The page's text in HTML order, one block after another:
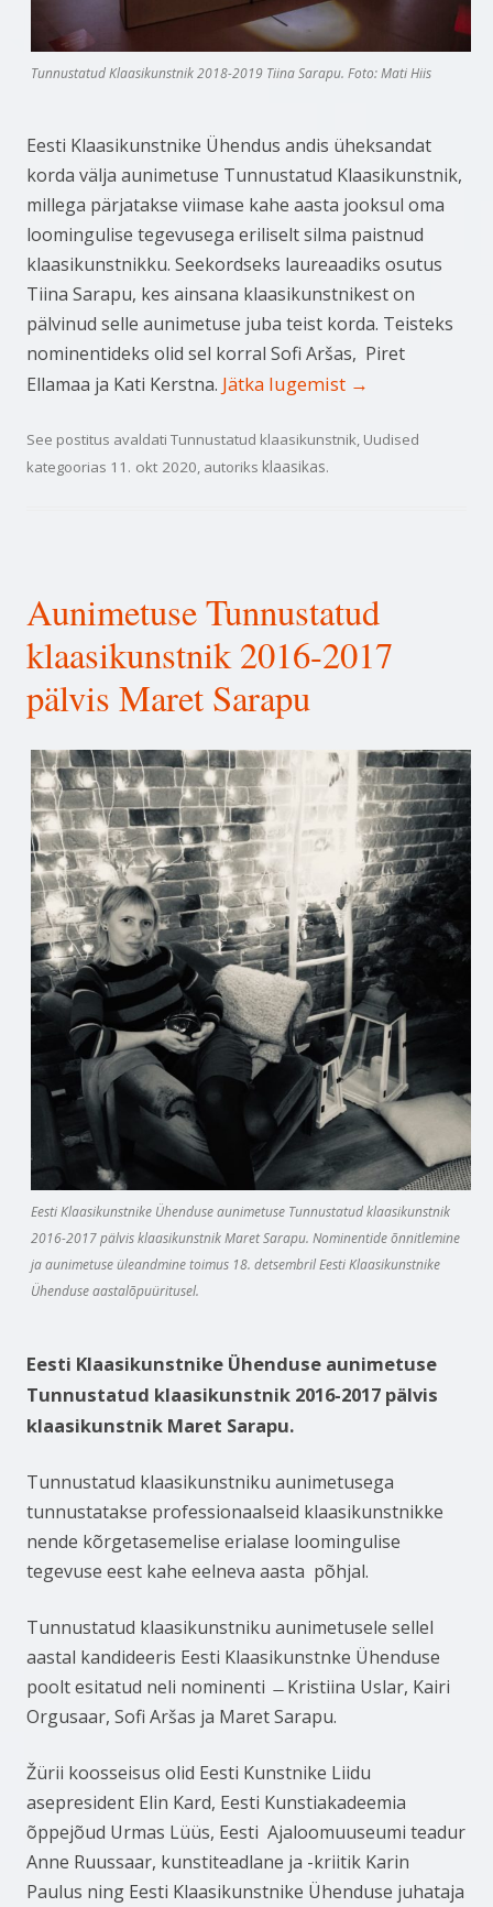
Tunnustatud Klaasikunstnik 2018-2019 Tiina Sarapu. Foto: Mati Hiis
Eesti Klaasikunstnike Ühendus andis üheksandat
korda välja aunimetuse Tunnustatud Klaasikunstnik,
millega pärjatakse viimase kahe aasta jooksul oma
loomingulise tegevusega eriliselt silma paistnud
klaasikunstnikku. Seekordseks laureaadiks osutus
Tiina Sarapu, kes ainsana klaasikunstnikest on
pälvinud selle aunimetuse juba teist korda. Teisteks
nominentideks olid sel korral Sofi Aršas, Piret
Ellamaa ja Kati Kerstna. Jätka lugemist →
See postitus avaldati Tunnustatud klaasikunstnik, Uudised
kategoorias 11. okt 2020, autoriks klaasikas.
Aunimetuse Tunnustatud
klaasikunstnik 2016-2017
pälvis Maret Sarapu
Eesti Klaasikunstnike Ühenduse aunimetuse Tunnustatud klaasikunstnik
2016-2017 pälvis klaasikunstnik Maret Sarapu. Nominentide õnnitlemine
ja aunimetuse üleandmine toimus 18. detsembril Eesti Klaasikunstnike
Ühenduse aastalõpuüritusel.
Eesti Klaasikunstnike Ühenduse aunimetuse
Tunnustatud klaasikunstnik 2016-2017 pälvis
klaasikunstnik Maret Sarapu.
Tunnustatud klaasikunstniku aunimetusega
tunnustatakse professionaalseid klaasikunstnikke
nende kõrgetasemelise erialase loomingulise
tegevuse eest kahe eelneva aasta põhjal.
Tunnustatud klaasikunstniku aunimetusele sellel
aastal kandideeris Eesti Klaasikunstnke Ühenduse
poolt esitatud neli nominenti ̶ Kristiina Uslar, Kairi
Orgusaar, Sofi Aršas ja Maret Sarapu.
Žürii koosseisus olid Eesti Kunstnike Liidu
asepresident Elin Kard, Eesti Kunstiakadeemia
õppejõud Urmas Lüüs, Eesti Ajaloomuuseumi teadur
Anne Ruussaar, kunstiteadlane ja -kriitik Karin
Paulus ning Eesti Klaasikunstnike Ühenduse juhataja